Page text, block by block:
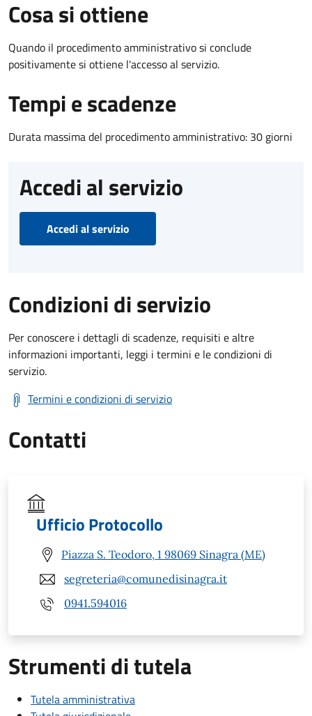
Cosa si ottiene
Quando il procedimento amministrativo si conclude
positivamente si ottiene l'accesso al servizio.
Tempi e scadenze
Durata massima del procedimento amministrativo: 30 giorni
Accedi al servizio
Accedi al servizio
Condizioni di servizio
Per conoscere i dettagli di scadenze, requisiti e altre
informazioni importanti, leggi i termini e le condizioni di
servizio.
Termini e condizioni di servizio
Contatti
Ufficio Protocollo
Piazza S. Teodoro, 1 98069 Sinagra (ME)
segreteria@comunedisinagra.it
0941.594016
Strumenti di tutela
Tutela amministrativa